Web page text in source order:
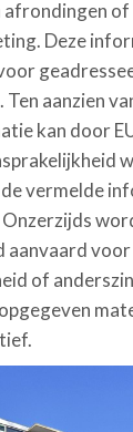
of
Deze
aanzien
kan door
vermelde
aanvaard
of